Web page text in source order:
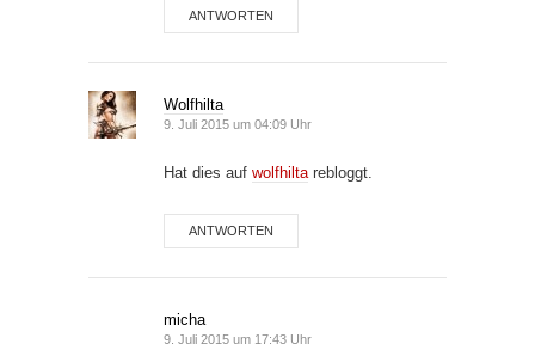
ANTWORTEN
Wolfhilta
9. Juli 2015 um 04:09 Uhr
Hat dies auf wolfhiltarebloggt.
ANTWORTEN
micha
9. Juli 2015 um 17:43 Uhr